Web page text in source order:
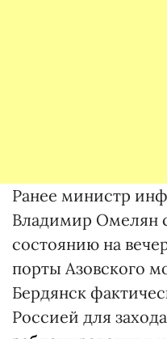
Ранее министр
Владимир Омелян
состоянию на
порты Азовского
Бердянск
Россией для